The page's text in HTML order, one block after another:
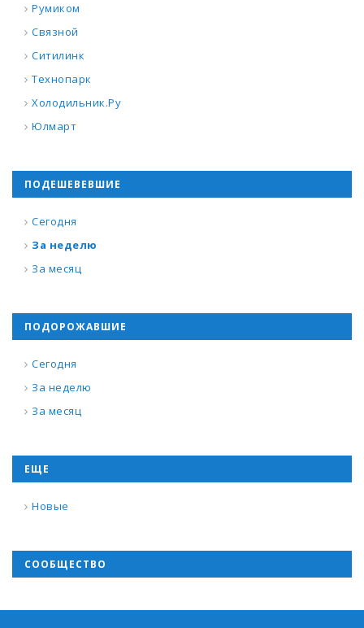
Румиком
Связной
Ситилинк
Технопарк
Холодильник.Ру
Юлмарт
ПОДЕШЕВЕВШИЕ
Сегодня
За неделю
За месяц
ПОДОРОЖАВШИЕ
Сегодня
За неделю
За месяц
ЕЩЕ
Новые
СООБЩЕСТВО